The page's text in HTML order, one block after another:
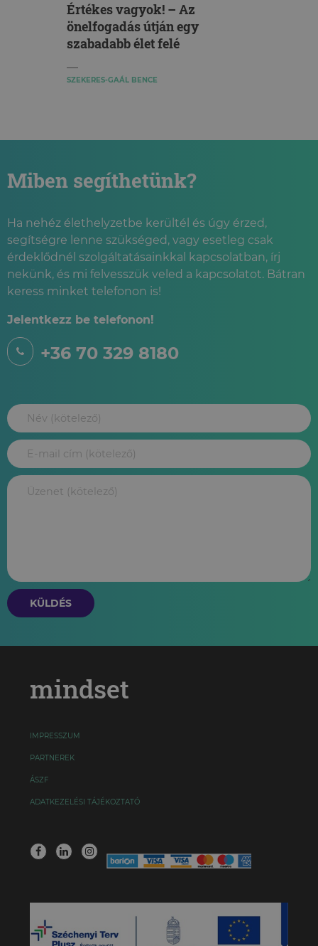
Értékes vagyok! – Az
önelfogadás útján egy
szabadabb élet felé
SZEKERES-GAÁL BENCE
Miben segíthetünk?
Ha nehéz élethelyzetbe kerültél és úgy érzed,
segítségre lenne szükséged, vagy esetleg csak
érdeklődnél szolgáltatásainkkal kapcsolatban, írj
nekünk, és mi felvesszük veled a kapcsolatot. Bátran
keress minket telefonon is!
Jelentkezz be telefonon!
+36 70 329 8180
KÜLDÉS
mindset
IMPRESSZUM
PARTNEREK
ÁSZF
ADATKEZELÉSI TÁJÉKOZTATÓ